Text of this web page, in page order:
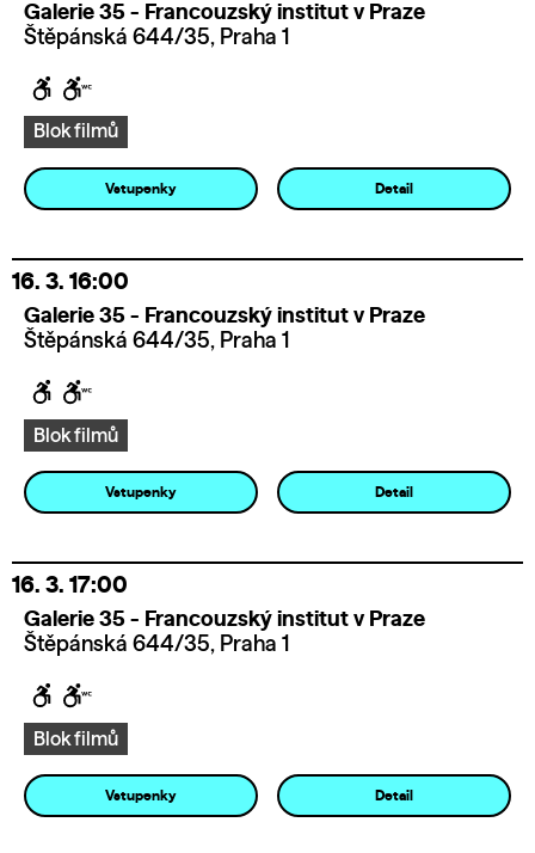
Galerie 35 - Francouzský institut v Praze
Štěpánská 644/35, Praha 1
Blok filmů
Vstupenky Detail
16. 3. 16:00
Galerie 35 - Francouzský institut v Praze
Štěpánská 644/35, Praha 1
Blok filmů
Vstupenky Detail
16. 3. 17:00
Galerie 35 - Francouzský institut v Praze
Štěpánská 644/35, Praha 1
Blok filmů
Vstupenky Detail